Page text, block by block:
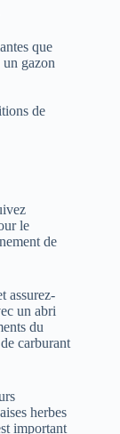
que
gazon
de
le
de
assurez-
un abri
du
carburant
herbes
important